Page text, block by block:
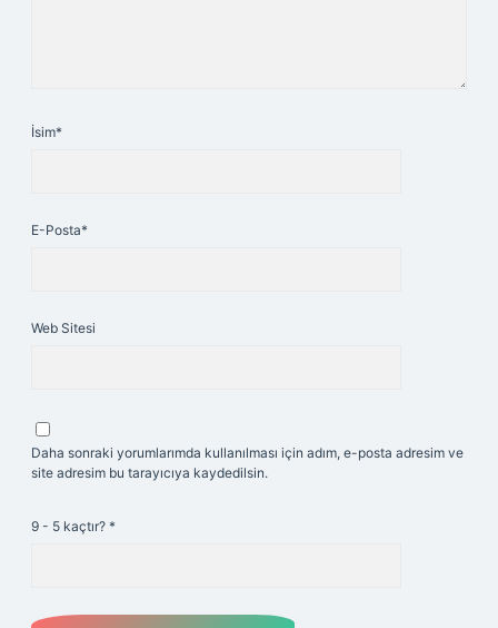
İsim*
E-Posta*
Web Sitesi
Daha sonraki yorumlarımda kullanılması için adım, e-posta adresim ve
site adresim bu tarayıcıya kaydedilsin.
9 - 5 kaçtır? *